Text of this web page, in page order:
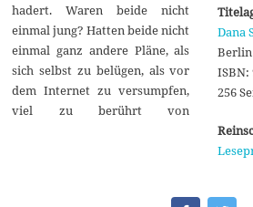
hadert. Waren beide nicht
einmal jung? Hatten beide nicht
einmal ganz andere Pläne, als
sich selbst zu belügen, als vor
dem Internet zu versumpfen,
viel zu berührt von
Dana
ISBN:
256